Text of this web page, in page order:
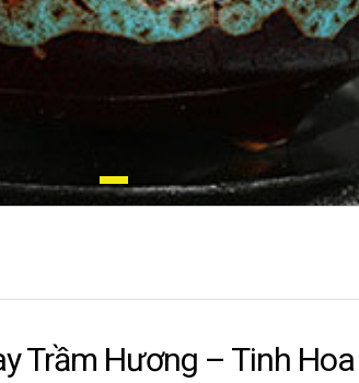
Trầm Hương – Tinh Hoa